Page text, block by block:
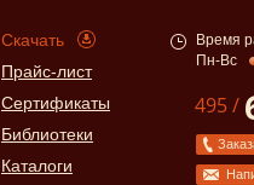
Скачать
Прайс-лист
Сертификаты
Библиотеки
Каталоги
Время
Пн-Вс
495 /